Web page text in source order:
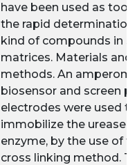
have been used as
the rapid determination
kind of compounds in
matrices. Materials and
methods. An
biosensor and screen
electrodes were used to
immobilize the urease
enzyme, by the use of
cross linking method.